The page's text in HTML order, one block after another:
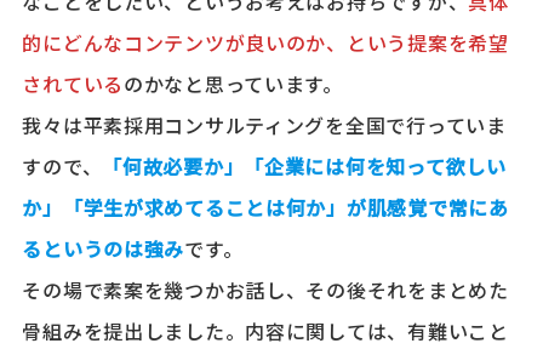
的にどんなコンテンツが良いのか、という提案を希望
されている のかなと思っています。
我々は平素採用コンサルティングを全国で行っていま
すので、
「何故必要か」「企業には何を知って欲しい
か」「学生が求めてることは何か」が肌感覚で常にあ
るというのは強みです。
その場で素案を幾つかお話し、その後それをまとめた
骨組みを提出しました。内容に関しては、有難いこと